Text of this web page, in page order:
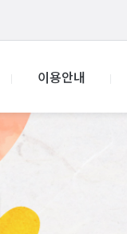
이용안내